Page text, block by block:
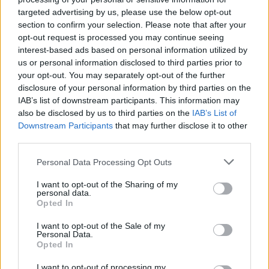
targeted advertising by us, please use the below opt-out
section to confirm your selection. Please note that after your
opt-out request is processed you may continue seeing
interest-based ads based on personal information utilized by
us or personal information disclosed to third parties prior to
your opt-out. You may separately opt-out of the further
disclosure of your personal information by third parties on the
IAB’s list of downstream participants. This information may
also be disclosed by us to third parties on the IAB’s List of
Downstream Participants that may further disclose it to other
Personal Data Processing Opt Outs
I want to opt-out of the Sharing of my
personal data.
Opted In
I want to opt-out of the Sale of my
Personal Data.
Opted In
περιπτώσεις στις οποίες πραγματοποιούνται
διαδοχικές μεταφορές χρημάτωνμε τελικό
αποδέκτη πρόσωπο που δεν δικαιούται το
αφορολόγητο των 800.000 ευρώ. Η φορολογική
διοίκηση εξετάζει το πραγματικό περιεχόμενο
των συναλλαγών, τον σκοπό τους και το χρονικό
διάστημα που μεσολάβησε μεταξύ τους. Εφόσον
διαπιστωθεί προσπάθεια παράκαμψης της
δωρεάς 20% χωρίς αφορολόγητο όριο
Μάλιστα, όταν οι μεταφορές
πραγματοποιούνται μέσα σε σύντομο χρονικό
ένδειξη που μπορεί να ενεργοποιήσει
φορολογικό έλεγχο.